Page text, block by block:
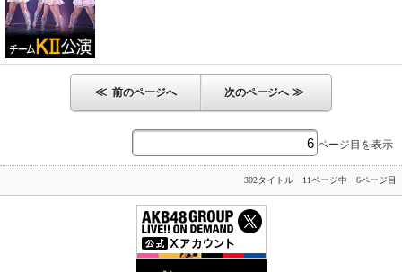
≪ 前のページへ 次のページへ≫
ページ目を表示
302タイトル 11ページ中 6ページ目